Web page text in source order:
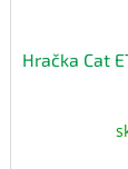
Hračka Cat